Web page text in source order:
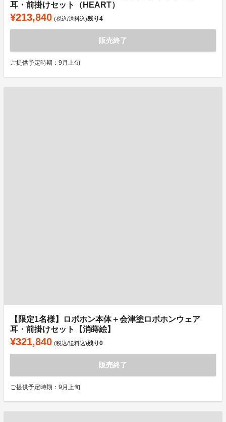
耳・前掛けセット（HEART）
¥213,840 (税込/送料込)残り4
販売終了
ご提供予定時期：9月上旬
【限定1名様】ロボホン本体＋会津塗ロボホンウェア
耳・前掛けセット【消蒔絵】
¥321,840 (税込/送料込)残り0
販売終了
ご提供予定時期：9月上旬